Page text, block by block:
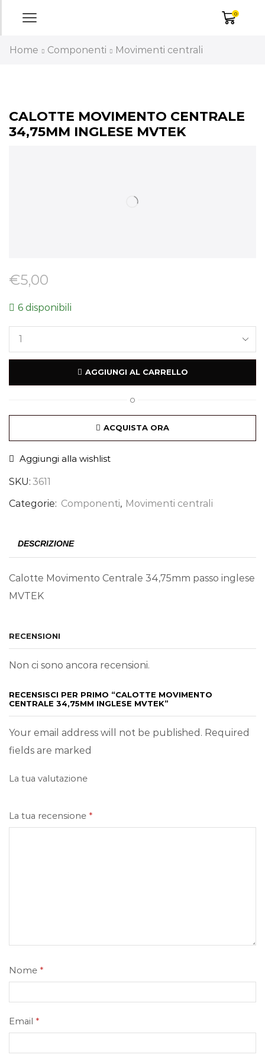
0
Home Componenti Movimenti centrali
CALOTTE MOVIMENTO CENTRALE
34,75MM INGLESE MVTEK
€5,00
6 disponibili
AGGIUNGI AL CARRELLO
O
ACQUISTA ORA
Aggiungi alla wishlist
SKU: 3611
Categorie: Componenti, Movimenti centrali
DESCRIZIONE
Calotte Movimento Centrale 34,75mm passo inglese
MVTEK
RECENSIONI
Non ci sono ancora recensioni.
RECENSISCI PER PRIMO “CALOTTE MOVIMENTO
CENTRALE 34,75MM INGLESE MVTEK”
Your email address will not be published. Required
fields are marked
La tua valutazione
La tua recensione *
Nome *
Email *